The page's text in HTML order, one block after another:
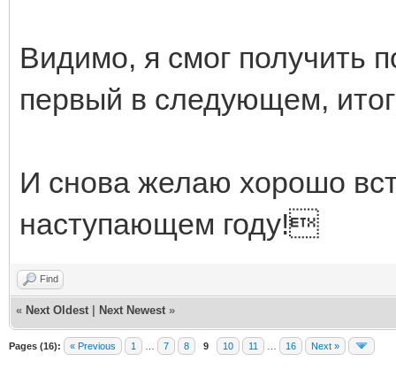
Видимо, я смог получить
первый в следующем,
И снова желаю хорошо
наступающем году!
Find
« Next Oldest Next Newest »
Pages (16): « Previous 1 7 8 9 10 11 16 Next »